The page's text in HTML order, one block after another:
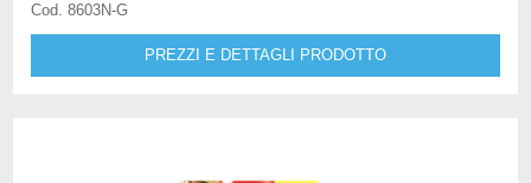
Cod. 8603N-G
PREZZI E DETTAGLI PRODOTTO